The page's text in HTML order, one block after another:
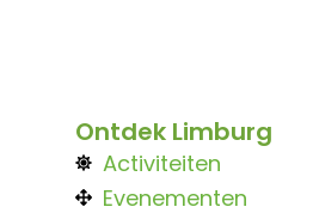
Ontdek Limburg
Activiteiten
Evenementen